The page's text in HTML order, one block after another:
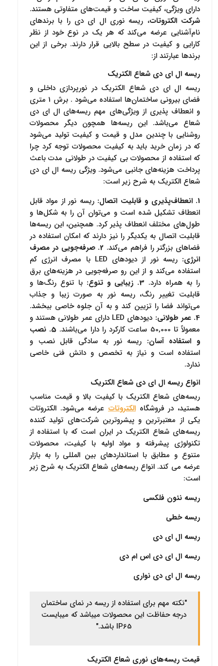
دارای ویژگی‌، کیفیت ساخت و قیمت‌های متفاوتی هستند.
شرکت الکتروتات، ریسه‌ نوری ال ای دی را با برندهای
نام‌آشنایی عرضه می‌کند که هر یک در نوع خود از نظر
کارایی و کیفیت در سطح بالایی قرار دارند. برخی از این
برندها عبارتند از:
ریسه ال ای دی شعاع الکتریک
ریسه ال ای دی شعاع الکتریک در نورپردازی داخلی و
فضای بیرونی ساختمان‌ها استفاده می‌شود . برش 1 متری
و انعطاف پذیری از ویژگی‌های مهم ر‌یسه‌های ال ای دی
شعاع می‌باشد. این ر‌یسه‌ها همچون دیگر محصولات
روشنایی با چندین مدل و قیمت و کیفیت تولید می‌شود
که در زمان خرید باید به کیفیت محصولات توجه کرد چرا
که استفاده از محصولات بی کیفیت در طولانی مدت باعث
پرداخت هزینه‌های جانبی می‌شود. ویژگی ریسه ال ای دی
شعاع الکتریک به شرح زیر است:
1. انعطاف‌پذیری و قابلیت اتصال:
ریسه نور از مواد قابل
انعطاف تشکیل شده است و می‌توان آن را به شکل‌ها و
طول‌های مختلف انعطاف پذیر کرد. همچنین، این ریسه‌ها
قابلیت اتصال به یکدیگر را نیز دارند که امکان استفاده در
فضاهای بزرگتر را فراهم می‌کند.
2. صرفه‌جویی در مصرف
انرژی:
ریسه نور از دیودهای LED با مصرف انرژی کم
استفاده می‌کند و از این رو صرفه‌جویی در هزینه‌های برق
را به همراه دارد. 3. زیبایی و تنوع:
با تنوع رنگ‌ها و
قابلیت تغییر رنگ، ریسه نور به صورت زیبا و جذاب
می‌تواند فضا را تزیین کند و به آن جلوه خاصی ببخشد.
4. عمر طولانی:
دیودهای LED دارای عمر طولانی هستند و
معمولاً تا 50,000 ساعت کارکرد را دارا می‌باشند.
5. نصب
و استفاده آسان: ریسه نور به سادگی قابل نصب و
استفاده است و نیاز به تخصص و دانش فنی خاصی
ندارد.
انواع ریسه ال ای دی شعاع الکتریک
ریسه‌های شعاع الکتریک با کیفیت بالا و قیمت مناسب
هستید، در فروشگاه الکتروتات عرضه می‌شود. الکتروتات
یکی از معتبرترین و پیشروترین شرکت‌های تولید کننده
ریسه‌های شعاع الکتریک در ایران است که با استفاده از
تکنولوژی پیشرفته و مواد اولیه با کیفیت، محصولات
متنوع و مطابق با استانداردهای بین المللی را به بازار
عرضه می کند. انواع ریسه‌های شعاع الکتریک به شرح زیر
است:
ر‌یسه نئون فلکسی
ریسه خطی
ریسه ال ای دی
ر‌یسه ال ای دی اس ام دی
ر‌یسه ال ای دی نواری
"نکته مهم برای استفاده از ر‌یسه در نمای ساختمان
درجه حفاظت این محصولات میباشد که میبایست
IP65 باشد."
قیمت ریسه‌های نوری شعاع الکتریک